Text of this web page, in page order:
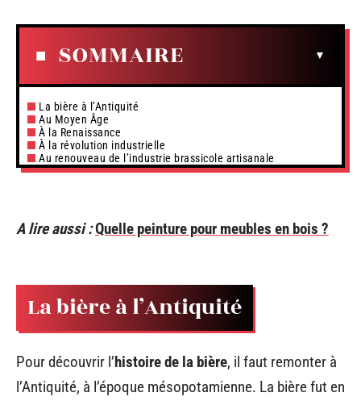
SOMMAIRE
La bière à l’Antiquité
Au Moyen Âge
À la Renaissance
À la révolution industrielle
Au renouveau de l’industrie brassicole artisanale
A lire aussi :Quelle peinture pour meubles en bois ?
La bière à l’Antiquité
Pour découvrir l’histoire de la bière, il faut remonter à
l’Antiquité, à l’époque mésopotamienne. La bière fut en